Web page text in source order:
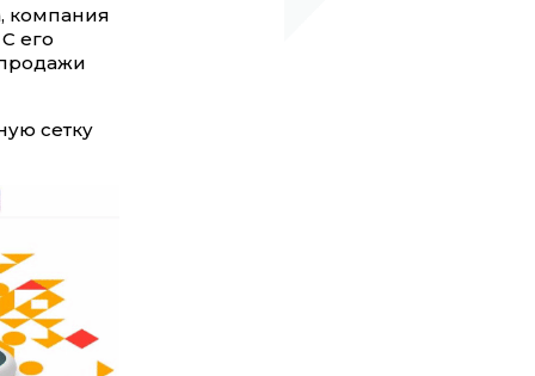
компания
его
сетку